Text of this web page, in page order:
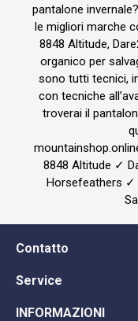
pantalone
le migliori marche
8848 Altitude,
organico per
sono tutti tecnici,
con tecniche
troverai il
8848 Altitude ✓
Horsefeathers
Contatto
Service
INFORMAZIONI